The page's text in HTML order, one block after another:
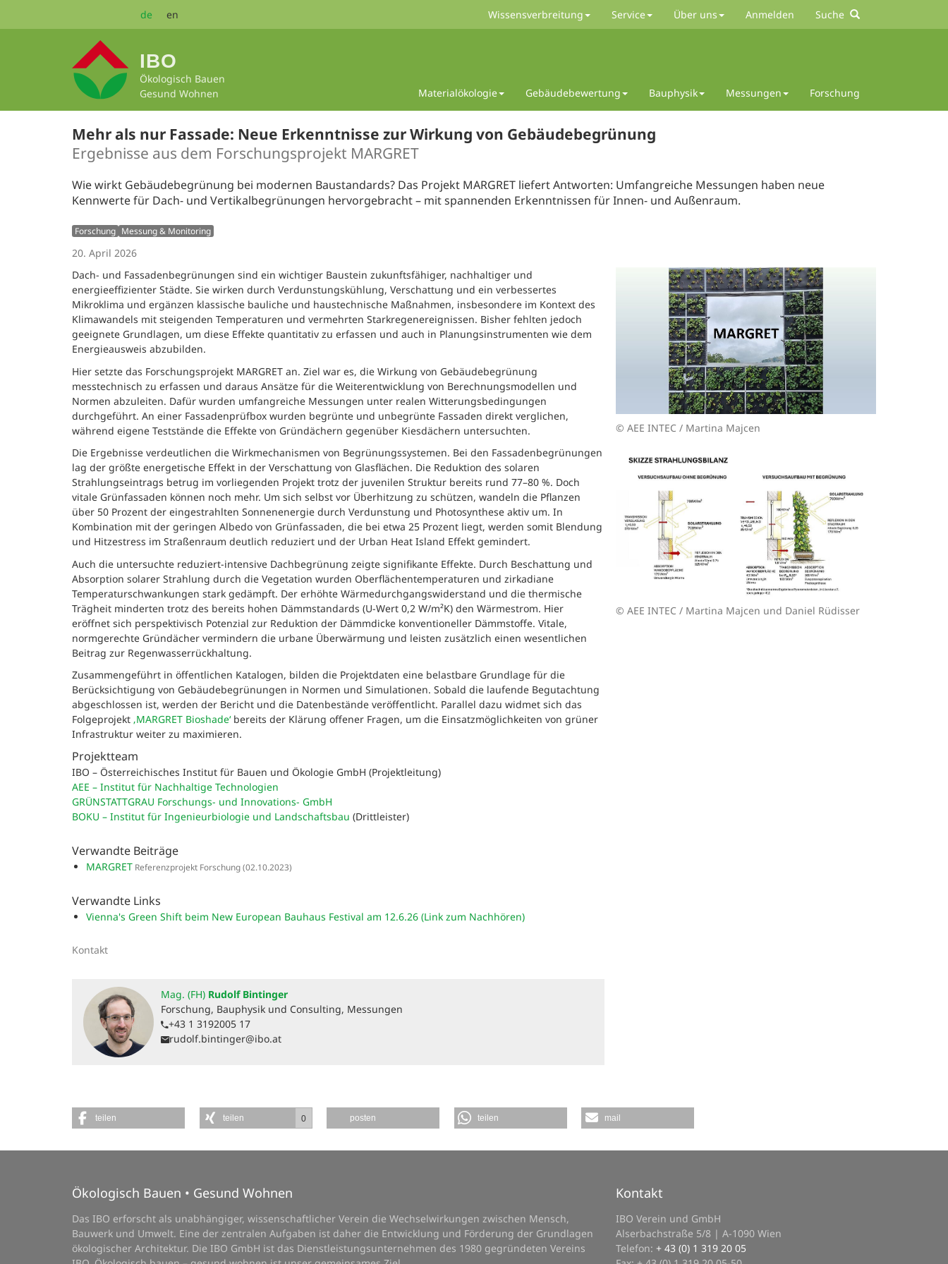
de en Wissensverbreitung Service Über uns Anmelden Suche
IBO
Ökologisch Bauen
Gesund Wohnen
Materialökologie Gebäudebewertung Bauphysik Messungen Forschung
Mehr als nur Fassade: Neue Erkenntnisse zur Wirkung von Gebäudebegrünung
Ergebnisse aus dem Forschungsprojekt MARGRET
Wie wirkt Gebäudebegrünung bei modernen Baustandards? Das Projekt MARGRET liefert Antworten: Umfangreiche Messungen haben neue
Kennwerte für Dach- und Vertikalbegrünungen hervorgebracht – mit spannenden Erkenntnissen für Innen- und Außenraum.
Forschung Messung & Monitoring
20. April 2026
Dach- und Fassadenbegrünungen sind ein wichtiger Baustein zukunftsfähiger, nachhaltiger und
energieeffizienter Städte. Sie wirken durch Verdunstungskühlung, Verschattung und ein verbessertes
Mikroklima und ergänzen klassische bauliche und haustechnische Maßnahmen, insbesondere im Kontext des
Klimawandels mit steigenden Temperaturen und vermehrten Starkregenereignissen. Bisher fehlten jedoch
geeignete Grundlagen, um diese Effekte quantitativ zu erfassen und auch in Planungsinstrumenten wie dem
Energieausweis abzubilden.
Hier setzte das Forschungsprojekt MARGRET an. Ziel war es, die Wirkung von Gebäudebegrünung
messtechnisch zu erfassen und daraus Ansätze für die Weiterentwicklung von Berechnungsmodellen und
Normen abzuleiten. Dafür wurden umfangreiche Messungen unter realen Witterungsbedingungen
durchgeführt. An einer Fassadenprüfbox wurden begrünte und unbegrünte Fassaden direkt verglichen,
während eigene Teststände die Effekte von Gründächern gegenüber Kiesdächern untersuchten.
Die Ergebnisse verdeutlichen die Wirkmechanismen von Begrünungssystemen. Bei den Fassadenbegrünungen
lag der größte energetische Effekt in der Verschattung von Glasflächen. Die Reduktion des solaren
Strahlungseintrags betrug im vorliegenden Projekt trotz der juvenilen Struktur bereits rund 77–80 %. Doch
vitale Grünfassaden können noch mehr. Um sich selbst vor Überhitzung zu schützen, wandeln die Pflanzen
über 50 Prozent der eingestrahlten Sonnenenergie durch Verdunstung und Photosynthese aktiv um. In
Kombination mit der geringen Albedo von Grünfassaden, die bei etwa 25 Prozent liegt, werden somit Blendung
und Hitzestress im Straßenraum deutlich reduziert und der Urban Heat Island Effekt gemindert.
Auch die untersuchte reduziert-intensive Dachbegrünung zeigte signifikante Effekte. Durch Beschattung und
Absorption solarer Strahlung durch die Vegetation wurden Oberflächentemperaturen und zirkadiane
Temperaturschwankungen stark gedämpft. Der erhöhte Wärmedurchgangswiderstand und die thermische
Trägheit minderten trotz des bereits hohen Dämmstandards (U-Wert 0,2 W/m²K) den Wärmestrom. Hier
eröffnet sich perspektivisch Potenzial zur Reduktion der Dämmdicke konventioneller Dämmstoffe. Vitale,
normgerechte Gründächer vermindern die urbane Überwärmung und leisten zusätzlich einen wesentlichen
Beitrag zur Regenwasserrückhaltung.
Zusammengeführt in öffentlichen Katalogen, bilden die Projektdaten eine belastbare Grundlage für die
Berücksichtigung von Gebäudebegrünungen in Normen und Simulationen. Sobald die laufende Begutachtung
abgeschlossen ist, werden der Bericht und die Datenbestände veröffentlicht. Parallel dazu widmet sich das
Folgeprojekt ‚MARGRET Bioshade‘bereits der Klärung offener Fragen, um die Einsatzmöglichkeiten von grüner
Infrastruktur weiter zu maximieren.
Projektteam
IBO – Österreichisches Institut für Bauen und Ökologie GmbH (Projektleitung)
AEE – Institut für Nachhaltige Technologien
GRÜNSTATTGRAU Forschungs- und Innovations- GmbH
BOKU – Institut für Ingenieurbiologie und Landschaftsbau (Drittleister)
Verwandte Beiträge
MARGRET Referenzprojekt Forschung(02.10.2023)
Verwandte Links
Vienna's Green Shift beim New European Bauhaus Festival am 12.6.26 (Link zum Nachhören)
Kontakt
Mag. (FH) Rudolf Bintinger
Forschung, Bauphysik und Consulting, Messungen
+43 1 3192005 17
rudolf.bintinger@ibo.at
© AEE INTEC / Martina Majcen
© AEE INTEC / Martina Majcen und Daniel Rüdisser
teilen teilen 0 posten teilen mail
Ökologisch Bauen • Gesund Wohnen
Das IBO erforscht als unabhängiger, wissenschaftlicher Verein die Wechselwirkungen zwischen Mensch,
Bauwerk und Umwelt. Eine der zentralen Aufgaben ist daher die Entwicklung und Förderung der Grundlagen
ökologischer Architektur. Die IBO GmbH ist das Dienstleistungsunternehmen des 1980 gegründeten Vereins
Kontakt
IBO Verein und GmbH
Alserbachstraße 5/8 | A-1090 Wien
Telefon: + 43 (0) 1 319 20 05